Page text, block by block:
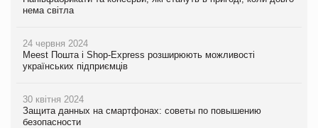
нема світла
24 червня 2024
Meest Пошта і Shop-Express розширюють можливості
українських підприємців
30 квітня 2024
Защита данных на смартфонах: советы по повышению
безопасности